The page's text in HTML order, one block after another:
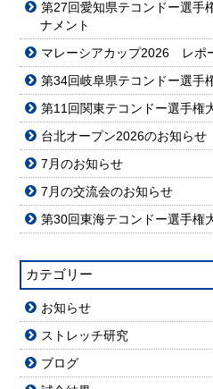
第27回愛知県テコンドー選
ナメント
マレーシアカップ2026 レポ
第34回岐阜県テコンドー選
第11回関東テコンドー選手
台北オープン2026のお知らせ
7月のお知らせ
7月の交流会のお知らせ
第30回東海テコンドー選手
カテゴリー
お知らせ
ストレッチ研究
ブログ